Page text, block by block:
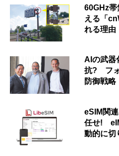
60GHz
える「
れる理由
AIの武器
抗? フォ
防御戦略
eSIM関
任せ!
動的に切